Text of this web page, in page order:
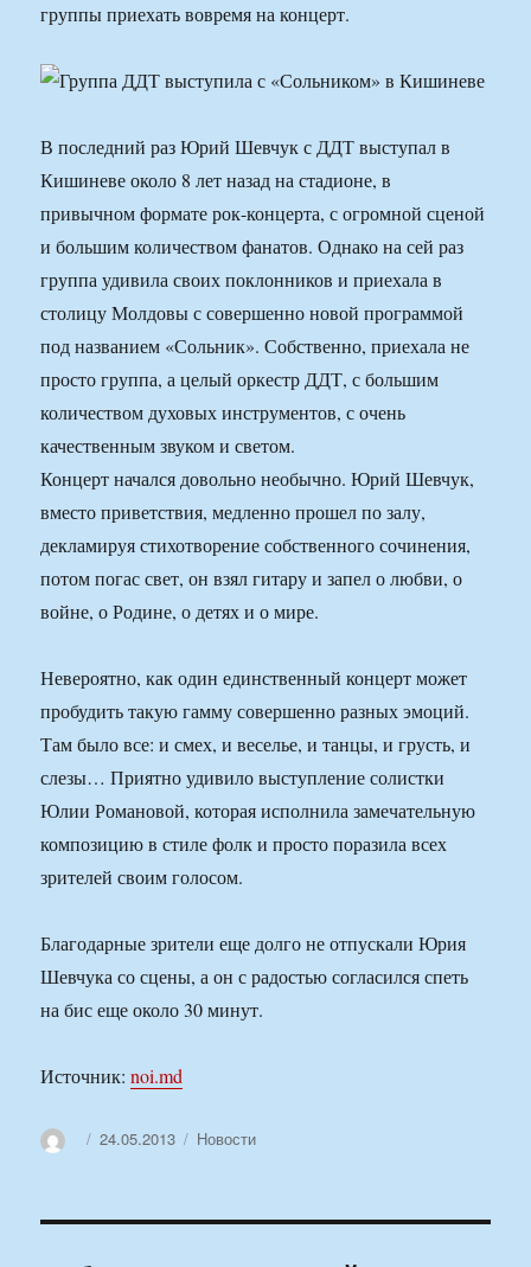
группы приехать вовремя на концерт.
В последний раз Юрий Шевчук с ДДТ выступал в
Кишиневе около 8 лет назад на стадионе, в
привычном формате рок-концерта, с огромной сценой
и большим количеством фанатов. Однако на сей раз
группа удивила своих поклонников и приехала в
столицу Молдовы с совершенно новой программой
под названием «Сольник». Собственно, приехала не
просто группа, а целый оркестр ДДТ, с большим
количеством духовых инструментов, с очень
качественным звуком и светом.
Концерт начался довольно необычно. Юрий Шевчук,
вместо приветствия, медленно прошел по залу,
декламируя стихотворение собственного сочинения,
потом погас свет, он взял гитару и запел о любви, о
войне, о Родине, о детях и о мире.
Невероятно, как один единственный концерт может
пробудить такую гамму совершенно разных эмоций.
Там было все: и смех, и веселье, и танцы, и грусть, и
слезы… Приятно удивило выступление солистки
Юлии Романовой, которая исполнила замечательную
композицию в стиле фолк и просто поразила всех
зрителей своим голосом.
Благодарные зрители еще долго не отпускали Юрия
Шевчука со сцены, а он с радостью согласился спеть
на бис еще около 30 минут.
Источник:noi.md
АвторОпубликовано
24.05.2013 Рубрики
Новости